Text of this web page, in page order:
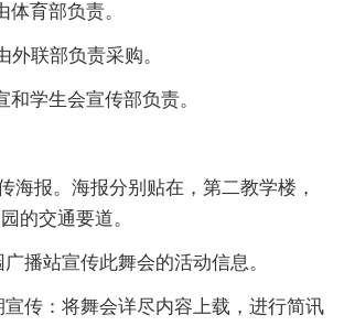
育部负责。
联部负责采购。
学生会宣传部负责。
报。海报分别贴在，第二教学楼，
的交通要道。
站宣传此舞会的活动信息。
：将舞会详尽内容上载，进行简讯